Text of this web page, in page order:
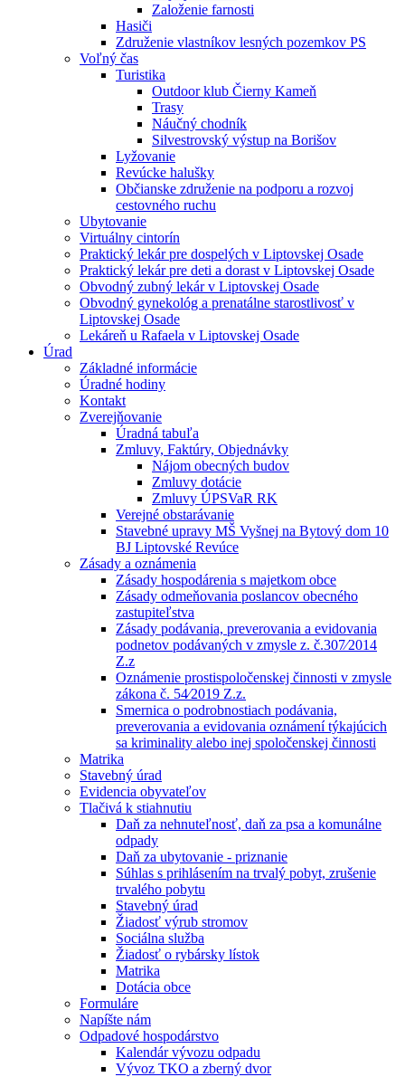
Založenie farnosti
Hasiči
Združenie vlastníkov lesných pozemkov PS
Voľný čas
Turistika
Outdoor klub Čierny Kameň
Trasy
Náučný chodník
Silvestrovský výstup na Borišov
Lyžovanie
Revúcke halušky
Občianske združenie na podporu a rozvoj
cestovného ruchu
Ubytovanie
Virtuálny cintorín
Praktický lekár pre dospelých v Liptovskej Osade
Praktický lekár pre deti a dorast v Liptovskej Osade
Obvodný zubný lekár v Liptovskej Osade
Obvodný gynekológ a prenatálne starostlivosť v
Liptovskej Osade
Lekáreň u Rafaela v Liptovskej Osade
Úrad
Základné informácie
Úradné hodiny
Kontakt
Zverejňovanie
Úradná tabuľa
Zmluvy, Faktúry, Objednávky
Nájom obecných budov
Zmluvy dotácie
Zmluvy ÚPSVaR RK
Verejné obstarávanie
Stavebné upravy MŠ Vyšnej na Bytový dom 10
BJ Liptovské Revúce
Zásady a oznámenia
Zásady hospodárenia s majetkom obce
Zásady odmeňovania poslancov obecného
zastupiteľstva
Zásady podávania, preverovania a evidovania
podnetov podávaných v zmysle z. č.307⁄2014
Z.z
Oznámenie prostispoločenskej činnosti v zmysle
zákona č. 54⁄2019 Z.z.
Smernica o podrobnostiach podávania,
preverovania a evidovania oznámení týkajúcich
sa kriminality alebo inej spoločenskej činnosti
Matrika
Stavebný úrad
Evidencia obyvateľov
Tlačivá k stiahnutiu
Daň za nehnuteľnosť, daň za psa a komunálne
odpady
Daň za ubytovanie - priznanie
Súhlas s prihlásením na trvalý pobyt, zrušenie
trvalého pobytu
Stavebný úrad
Žiadosť výrub stromov
Sociálna služba
Žiadosť o rybársky lístok
Matrika
Dotácia obce
Formuláre
Napíšte nám
Odpadové hospodárstvo
Kalendár vývozu odpadu
Vývoz TKO a zberný dvor